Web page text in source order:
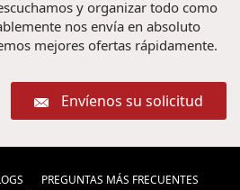
y organizar todo como
nos envía en absoluto
mejores ofertas rápidamente.
Envíenos su solicitud
PREGUNTAS MÁS FRECUENTES